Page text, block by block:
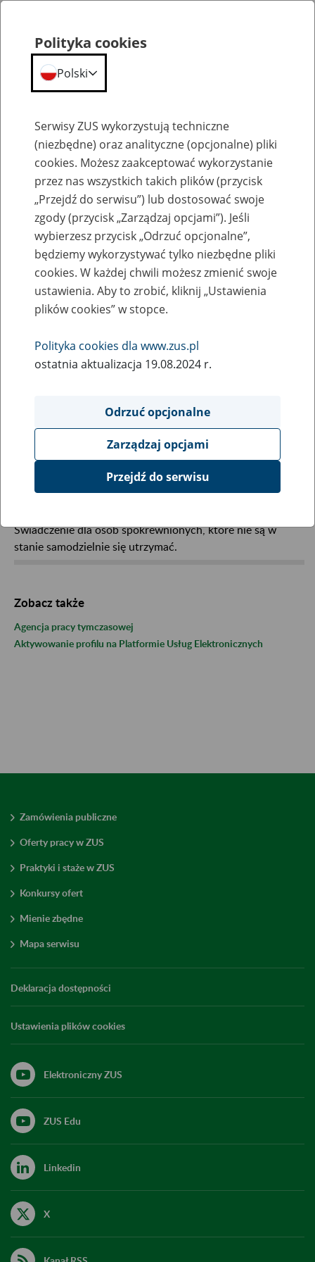
Słownik
Słownik
Alimenty
Świadczenie dla osób spokrewnionych, które nie są w
stanie samodzielnie się utrzymać.
Zobacz także
Agencja pracy tymczasowej
Aktywowanie profilu na Platformie Usług Elektronicznych
Zamówienia publiczne
Oferty pracy w ZUS
Praktyki i staże w ZUS
Konkursy ofert
Mienie zbędne
Mapa serwisu
Deklaracja dostępności
Ustawienia plików cookies
Elektroniczny ZUS
ZUS Edu
Linkedin
X
Polityka cookies
Polski
Serwisy ZUS wykorzystują techniczne
(niezbędne) oraz analityczne (opcjonalne) pliki
cookies. Możesz zaakceptować wykorzystanie
przez nas wszystkich takich plików (przycisk
„Przejdź do serwisu”) lub dostosować swoje
zgody (przycisk „Zarządzaj opcjami”). Jeśli
wybierzesz przycisk „Odrzuć opcjonalne”,
będziemy wykorzystywać tylko niezbędne pliki
cookies. W każdej chwili możesz zmienić swoje
ustawienia. Aby to zrobić, kliknij „Ustawienia
plików cookies” w stopce.
Polityka cookies dla www.zus.pl
ostatnia aktualizacja 19.08.2024 r.
Odrzuć opcjonalne
Zarządzaj opcjami
Przejdź do serwisu